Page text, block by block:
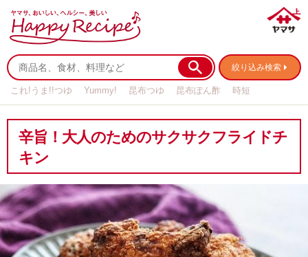
絞り込み検索
これ!うま!!つゆ Yummy! 昆布つゆ 昆布ぽん酢
時短
辛旨！大人のためのサクサクフライドチ
キン